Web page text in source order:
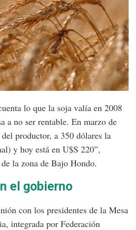
lo que la soja valía en 2008
a no ser rentable. En marzo de
productor, a 350 dólares la
y hoy está en U$S 220”,
la zona de Bajo Hondo.
el gobierno
con los presidentes de la Mesa
integrada por Federación